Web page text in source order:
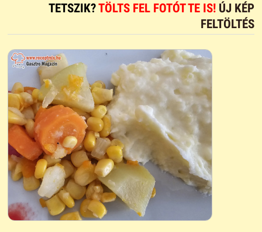
TETSZIK?TÖLTS FEL FOTÓT TE IS! ÚJ KÉP
FELTÖLTÉS